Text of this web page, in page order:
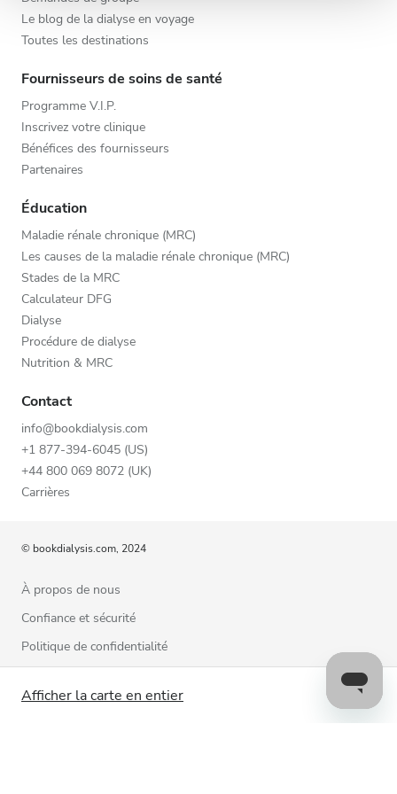
publicité et d'analyse, qui peuvent combiner celles-ci
avec d'autres informations que vous leur avez fournies
services.
Afficher la carte en entier
Le blog de la dialyse en voyage
Toutes les destinations
Fournisseurs de soins de santé
Programme V.I.P.
Inscrivez votre clinique
Bénéfices des fournisseurs
Partenaires
Éducation
Maladie rénale chronique (MRC)
Les causes de la maladie rénale chronique (MRC)
Stades de la MRC
Calculateur DFG
Dialyse
Procédure de dialyse
Nutrition & MRC
Contact
info@bookdialysis.com
+1 877-394-6045 (US)
+44 800 069 8072 (UK)
Carrières
© bookdialysis.com, 2024
À propos de nous
Confiance et sécurité
Politique de confidentialité
Politique relative aux cookies